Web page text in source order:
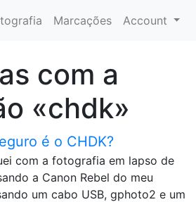
Marcações Account
com a
«chdk»
é o CHDK?
com a fotografia em lapso de
a Canon Rebel do meu
um cabo USB, gphoto2 e um